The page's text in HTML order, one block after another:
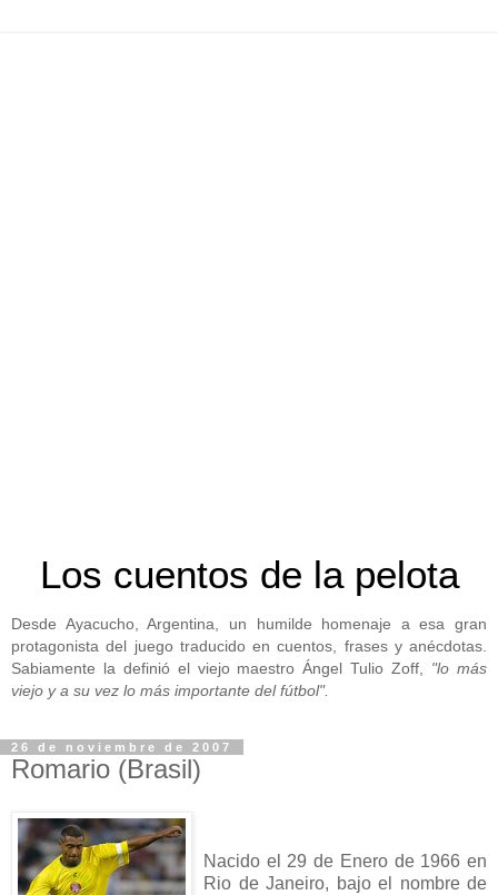
Los cuentos de la pelota
Desde Ayacucho, Argentina, un humilde homenaje a esa gran
protagonista del juego traducido en cuentos, frases y anécdotas.
Sabiamente la definió el viejo maestro Ángel Tulio Zoff, "lo más
viejo y a su vez lo más importante del fútbol".
26 de noviembre de 2007
Romario (Brasil)
Nacido el 29 de Enero de 1966 en
Rio de Janeiro, bajo el nombre de